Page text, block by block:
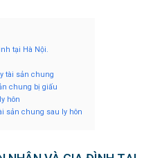
tại Hà Nội.
tài sản chung
chung bị giấu
hôn
sản chung sau ly hôn